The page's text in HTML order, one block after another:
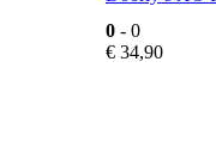
0 - 0
€ 34,90